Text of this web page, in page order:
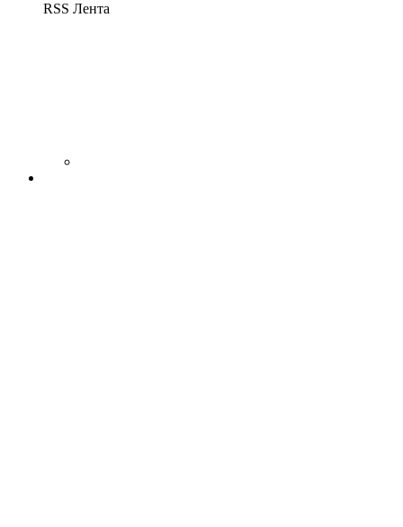
RSS Лента